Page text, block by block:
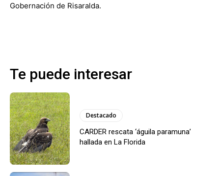
Gobernación de Risaralda.
Te puede interesar
Destacado
CARDER rescata ‘águila paramuna’
hallada en La Florida